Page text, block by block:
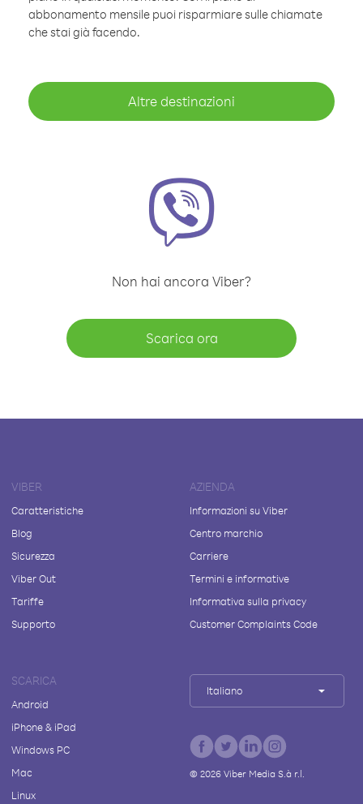
abbonamento mensile puoi risparmiare sulle chiamate
che stai già facendo.
Altre destinazioni
Non hai ancora Viber?
Scarica ora
VIBER
Caratteristiche
Blog
Sicurezza
Viber Out
Tariffe
Supporto
AZIENDA
Informazioni su Viber
Centro marchio
Carriere
Termini e informative
Informativa sulla privacy
Customer Complaints Code
SCARICA
Android
iPhone & iPad
Windows PC
Mac
Linux
Italiano
© 2026Viber Media S.à r.l.